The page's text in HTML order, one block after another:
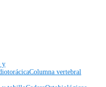
y
Columna vertebral